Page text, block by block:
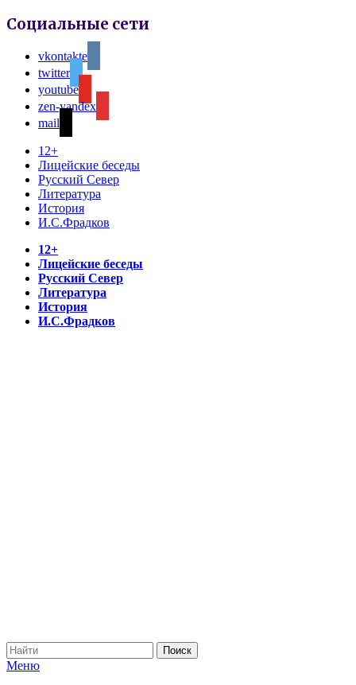
Социальные сети
vkontakte
twitter
youtube
zen-yandex
mail
12+
Лицейские беседы
Русский Север
Литература
История
И.С.Фрадков
12+
Лицейские беседы
Русский Север
Литература
История
И.С.Фрадков
Меню